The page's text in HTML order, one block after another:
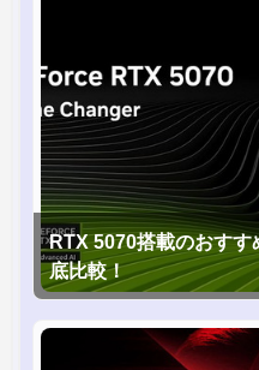
RTX 5070搭載のおす
底比較！